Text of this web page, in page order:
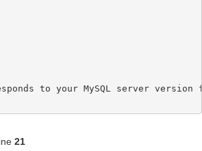
to your MySQL server
21